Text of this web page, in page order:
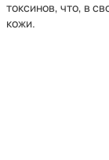
токсинов, что, в
кожи.